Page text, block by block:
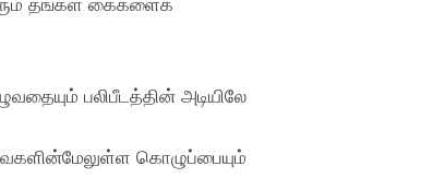
பலிபீடத்தின் அடியிலே
கொழுப்பையும்